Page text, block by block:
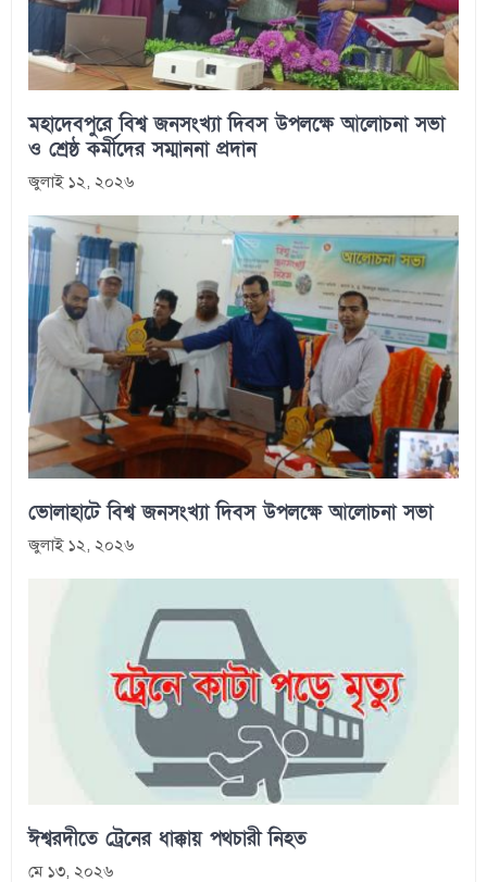
মহাদেবপুরে বিশ্ব জনসংখ্যা দিবস উপলক্ষে আলোচনা সভা
ও শ্রেষ্ঠ কর্মীদের সম্মাননা প্রদান
জুলাই ১২, ২০২৬
ভোলাহাটে বিশ্ব জনসংখ্যা দিবস উপলক্ষে আলোচনা সভা
জুলাই ১২, ২০২৬
ঈশ্বরদীতে ট্রেনের ধাক্কায় পথচারী নিহত
মে ১৩, ২০২৬